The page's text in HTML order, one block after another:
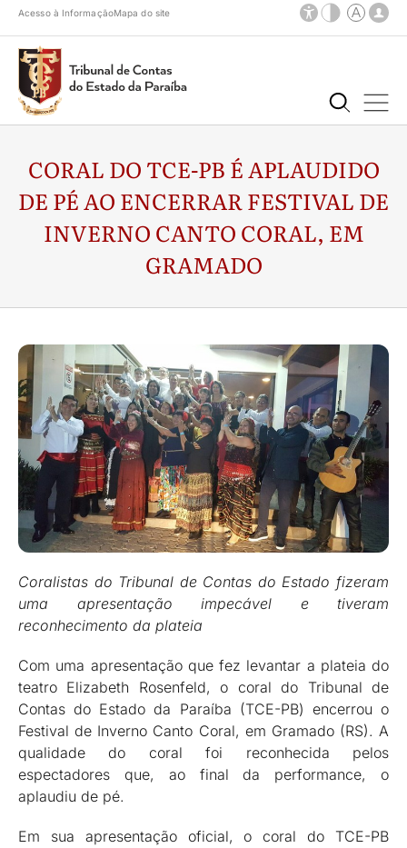
Acesso à InformaçãoMapa do site
CORAL DO TCE-PB É APLAUDIDO
DE PÉ AO ENCERRAR FESTIVAL DE
INVERNO CANTO CORAL, EM
GRAMADO
Coralistas do Tribunal de Contas do Estado fizeram
uma apresentação impecável e tiveram
reconhecimento da plateia
Com uma apresentação que fez levantar a plateia do
teatro Elizabeth Rosenfeld, o coral do Tribunal de
Contas do Estado da Paraíba (TCE-PB) encerrou o
Festival de Inverno Canto Coral, em Gramado (RS). A
qualidade do coral foi reconhecida pelos
espectadores que, ao final da performance, o
aplaudiu de pé.
Em sua apresentação oficial, o coral do TCE-PB